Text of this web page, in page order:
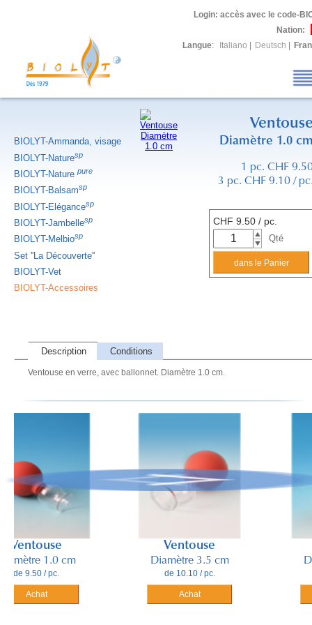
Login: accès avec le code-
Nation:
Langue: Italiano Deutsch
BIOLYT-Ammanda, visage
BIOLYT-Naturesp
BIOLYT-Naturepure
BIOLYT-Balsamsp
BIOLYT-Elégancesp
BIOLYT-Jambellesp
BIOLYT-Melbiosp
Set ''La Découverte''
BIOLYT-Vet
BIOLYT-Accessoires
Diamètre 1.0
1 pc. CHF
3 pc. CHF 9.10 /
CHF 9.50 / pc.
Qté
Description Conditions
Ventouse en verre, avec ballonnet. Diamètre 1.0 cm.
1.0 cm
/ pc.
Ventouse
Diamètre 3.5 cm
de 10.10 / pc.